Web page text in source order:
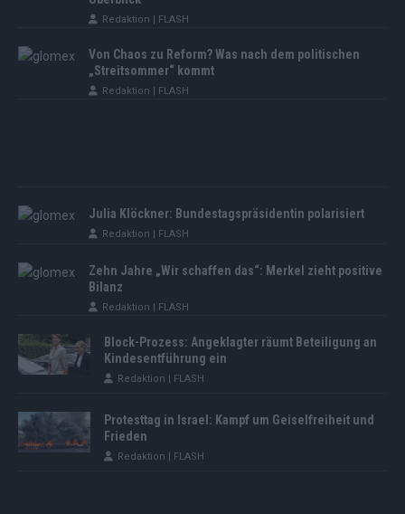
Redaktion | FLASH
Von Chaos zu Reform? Was nach dem politischen
„Streitsommer“ kommt
Redaktion | FLASH
Julia Klöckner: Bundestagspräsidentin polarisiert
Redaktion | FLASH
Zehn Jahre „Wir schaffen das“: Merkel zieht positive
Bilanz
Redaktion | FLASH
Block-Prozess: Angeklagter räumt Beteiligung an
Kindesentführung ein
Redaktion | FLASH
Protesttag in Israel: Kampf um Geiselfreiheit und
Frieden
Redaktion | FLASH